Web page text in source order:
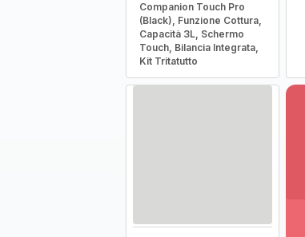
Companion Touch Pro
(Black), Funzione Cottura,
Capacità 3L, Schermo
Touch, Bilancia Integrata,
Kit Tritatutto